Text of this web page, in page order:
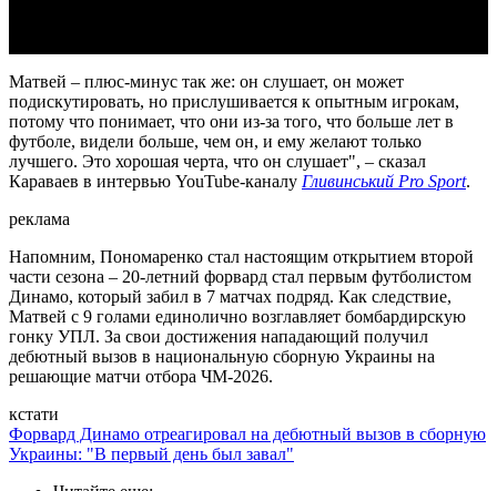
Матвей – плюс-минус так же: он слушает, он может
подискутировать, но прислушивается к опытным игрокам,
потому что понимает, что они из-за того, что больше лет в
футболе, видели больше, чем он, и ему желают только
лучшего. Это хорошая черта, что он слушает", – сказал
Караваев в интервью YouTube-каналу Гливинський Pro Sport.
реклама
Напомним, Пономаренко стал настоящим открытием второй
части сезона – 20-летний форвард стал первым футболистом
Динамо, который забил в 7 матчах подряд. Как следствие,
Матвей с 9 голами единолично возглавляет бомбардирскую
гонку УПЛ. За свои достижения нападающий получил
дебютный вызов в национальную сборную Украины на
решающие матчи отбора ЧМ-2026.
кстати
Форвард Динамо отреагировал на дебютный вызов в сборную
Украины: "В первый день был завал"